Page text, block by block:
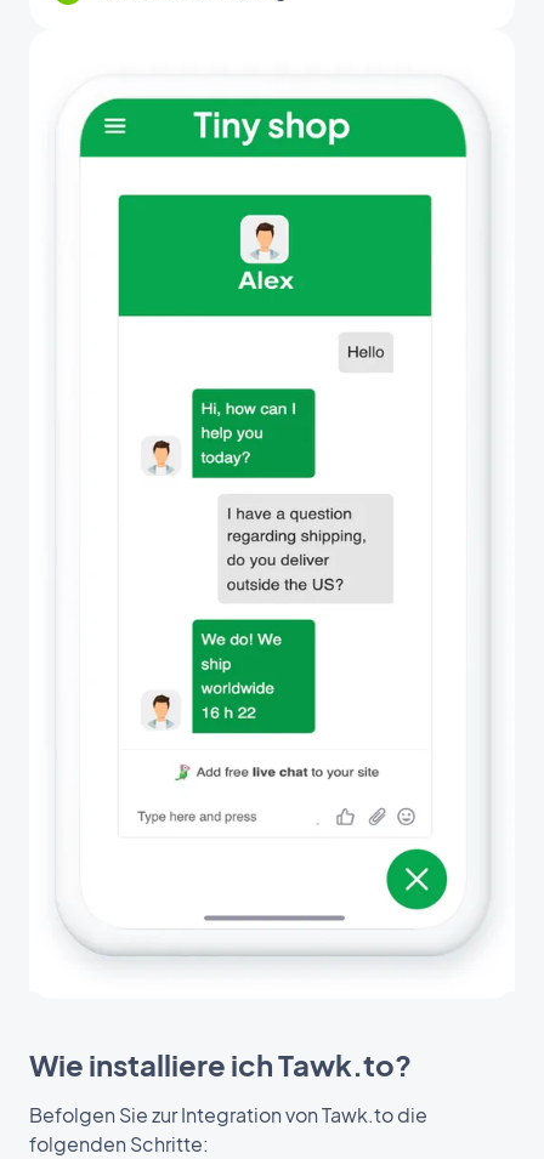
Wie installiere ich Tawk.to?
Befolgen Sie zur Integration von Tawk.to die
folgenden Schritte: